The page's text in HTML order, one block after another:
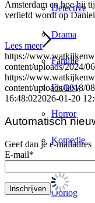
Detective
Drama
Familie
Fantasy
Horror
Komedie
Oorlog
Amsterdam en hoe hij
verliefd wordt op
Lees meer
https://
content/uploads/2024/
https://
content/uploads/2018/
16:48:022026-01-20
Automatisch
Geef dan je e-mailadres
E-mail*